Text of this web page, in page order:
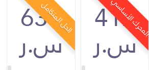
المحرك الأساسي
412
س.ر
الحل المتكامل
633
س.ر